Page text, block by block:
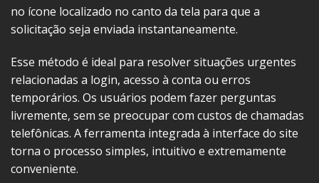
no ícone localizado no canto da tela para que a
solicitação seja enviada instantaneamente.
Esse método é ideal para resolver situações urgentes
relacionadas a login, acesso à conta ou erros
temporários. Os usuários podem fazer perguntas
livremente, sem se preocupar com custos de chamadas
telefônicas. A ferramenta integrada à interface do site
torna o processo simples, intuitivo e extremamente
conveniente.